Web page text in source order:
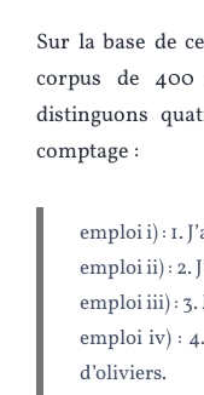
Sur la base de
corpus de 400
distinguons
comptage :
emploi i) : 1.
emploi ii) : 2.
emploi iii) : 3.
emploi iv) :
d’oliviers.